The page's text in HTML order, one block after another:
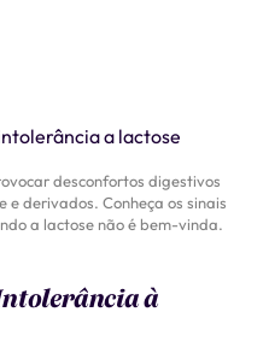
desconfortos digestivos
derivados. Conheça os sinais
a lactose não é bem-vinda.
à